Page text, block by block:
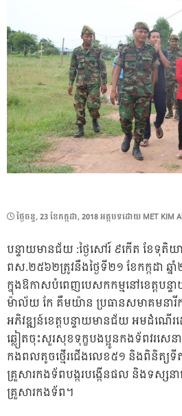
POSTED
ថ្ងៃ​ចន្ទ, 23 ខែ​កក្កដា, 2018អត្ថបទដោយ MET KIM
បន្ទាយមានជ័យ​ :ថ្ងៃ​សៅរ៍​ ៩កើត ខែទុតិ
ពស.២៥៦២ត្រូវនឹងថ្ងៃទី២១ ខែកក្កដា ឆ្ន
ក្នុងឱកាសបំពេញបេសកកម្មនៅខេត្តបន្
ម៉ាល័យ កែ​ គឹមយ៉ាន ប្រធានសមាគម​នារី​ក
អភិវឌ្ឍន៍ខេត្តបន្ទាយមានជ័យ អមដំណើរ
ឆ្លៀតចុះសួរសុខទុក្ខបងប្អូនកងទ័ពវរសេន
កងពលតូចថ្មេីរជេីងលេខ​៥១​ និងពិនិត្យ
គ្រួសារកងទ័ពបង្ករ​បង្កើនផល​ និងទស្ស
គ្រួសារកងទ័ព។